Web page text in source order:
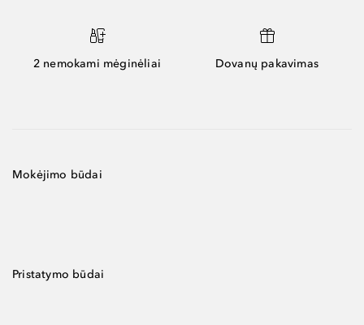
2 nemokami mėginėliai Dovanų pakavimas
Mokėjimo būdai
Pristatymo būdai